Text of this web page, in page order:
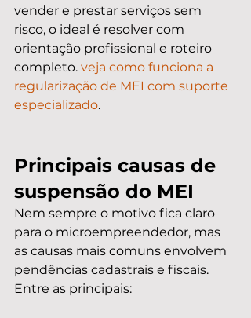
vender e prestar serviços sem
risco, o ideal é resolver com
orientação profissional e roteiro
completo. veja como funciona a
regularização de MEI com suporte
especializado.
Principais causas de
suspensão do MEI
Nem sempre o motivo fica claro
para o microempreendedor, mas
as causas mais comuns envolvem
pendências cadastrais e fiscais.
Entre as principais: